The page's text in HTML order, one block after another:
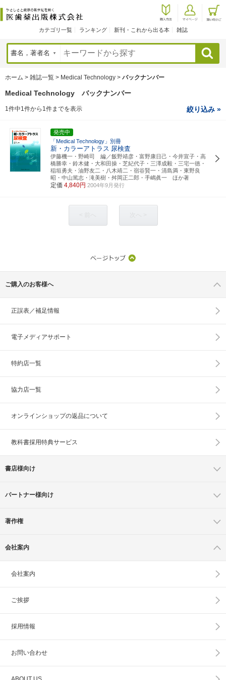
カテゴリ一覧 ランキング 新刊・これから出る本 雑誌
検索
ホーム > 雑誌一覧 > Medical Technology > バックナンバー
Medical Technology バックナンバー
1件中1件から1件までを表示 絞り込み »
発売中
「Medical Technology」別冊
新・カラーアトラス 尿検査
伊藤機一・野崎司 編／飯野靖彦・富野康日己・今井宣子・高
橋勝幸・鈴木健・大和田操・芝紀代子・三澤成毅・三宅一徳・
稲垣勇夫・油野友二・八木靖二・宿谷賢一・清島満・東野良
昭・中山篤志・滝美樹・舛岡正二郎・手嶋眞一 ほか著
定価 4,840円 2004年9月発行
ご購入のお客様へ
正誤表／補足情報
電子メディアサポート
特約店一覧
協力店一覧
オンラインショップの返品について
教科書採用特典サービス
書店様向け
パートナー様向け
著作権
会社案内
会社案内
ご挨拶
採用情報
お問い合わせ